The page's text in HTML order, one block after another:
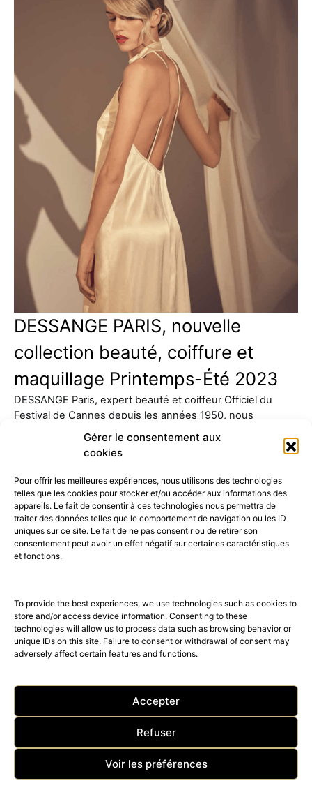
Gérer le consentement aux
cookies
Pour offrir les meilleures expériences, nous utilisons des technologies
telles que les cookies pour stocker et/ou accéder aux informations des
appareils. Le fait de consentir à ces technologies nous permettra de
traiter des données telles que le comportement de navigation ou les ID
uniques sur ce site. Le fait de ne pas consentir ou de retirer son
consentement peut avoir un effet négatif sur certaines caractéristiques
et fonctions.
To provide the best experiences, we use technologies such as cookies to
store and/or access device information. Consenting to these
technologies will allow us to process data such as browsing behavior or
unique IDs on this site. Failure to consent or withdrawal of consent may
adversely affect certain features and functions.
Accepter
Refuser
Voir les préférences
DESSANGE PARIS, nouvelle
collection beauté, coiffure et
maquillage Printemps-Été 2023
DESSANGE Paris, expert beauté et coiffeur Officiel du
Festival de Cannes depuis les années 1950, nous
52K 15K
BEST OF LUXE
SHOP – TRAVEL – CLUB
Acheter The Right Number
Contact